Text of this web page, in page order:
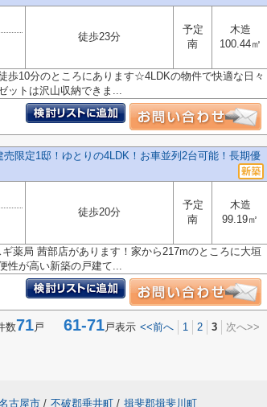
徒歩23分
予定
南
木造
100.44㎡
歩10分のところにあります☆4LDKの物件で快適な日々
ットは沢山収納できま...
限定1邸！ゆとりの4LDK！お車並列2台可能！長期優
徒歩20分
予定
南
木造
99.19㎡
薬局 茜部店があります！家から217mのところに大垣
性が高い新築の戸建て...
数71戸 61-71戸表示 <<前へ 1 2 3 次へ>>
古屋市 / 不破郡垂井町 / 揖斐郡揖斐川町